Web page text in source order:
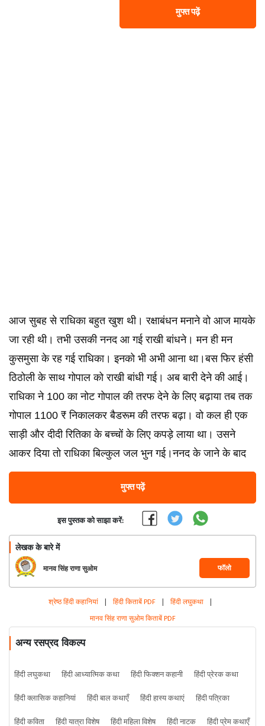
मुफ्त पढ़ें
आज सुबह से राधिका बहुत खुश थी। रक्षाबंधन मनाने वो आज मायके
जा रही थी। तभी उसकी ननद आ गई राखी बांधने। मन ही मन
कुसमुसा के रह गई राधिका। इनको भी अभी आना था।बस फिर हंसी
ठिठोली के साथ गोपाल को राखी बांधी गई। अब बारी देने की आई।
राधिका ने 100 का नोट गोपाल की तरफ देने के लिए बढ़ाया तब तक
गोपाल 1100 ₹ निकालकर बैडरूम की तरफ बढ़ा। वो कल ही एक
साड़ी और दीदी रितिका के बच्चों के लिए कपड़े लाया था। उसने
आकर दिया तो राधिका बिल्कुल जल भुन गई।ननद के जाने के बाद
मुफ्त पढ़ें
इस पुस्तक को साझा करें:
लेखक के बारे में
मानव सिंह राणा सुओम फॉलो
श्रेष्ठ हिंदी कहानियां | हिंदी किताबें PDF | हिंदी लघुकथा |
मानव सिंह राणा सुओम किताबें PDF
अन्य रसप्रद विकल्प
हिंदी लघुकथा हिंदी आध्यात्मिक कथा हिंदी फिक्शन कहानी
हिंदी प्रेरक कथा
हिंदी क्लासिक कहानियां
हिंदी बाल कथाएँ हिंदी हास्य कथाएं
हिंदी पत्रिका
हिंदी कविता
हिंदी यात्रा विशेष हिंदी महिला विशेष हिंदी नाटक हिंदी प्रेम कथाएँ